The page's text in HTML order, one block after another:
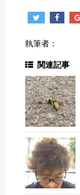
執筆者：
関連記事